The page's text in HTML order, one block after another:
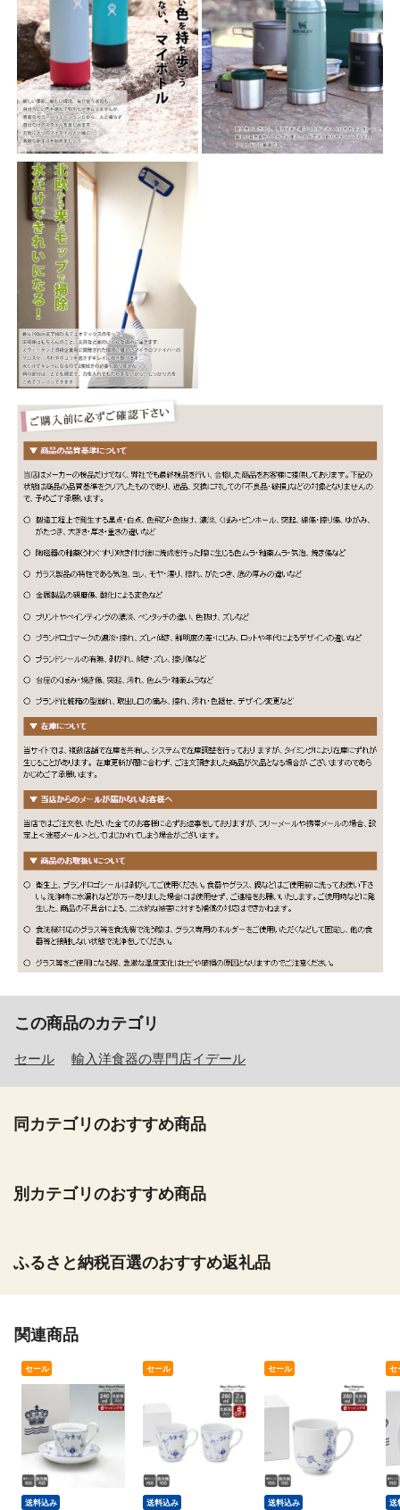
この商品のカテゴリ
セール 輸入洋食器の専門店イデール
同カテゴリのおすすめ商品
別カテゴリのおすすめ商品
ふるさと納税百選のおすすめ返礼品
関連商品
セール
送料込み
セール
送料込み
セール
送料込み
セ
送